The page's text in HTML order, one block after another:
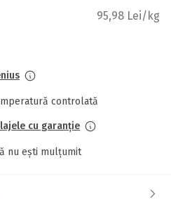
95,98 Lei/kg
controlată
cu garanție
nu ești mulțumit